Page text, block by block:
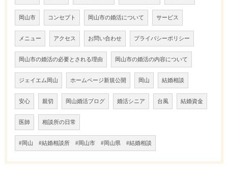
岡山市 コンセプト 岡山市の婚活について サービス
メニュー アクセス お問い合わせ プライバシーポリシー
岡山市の婚活の必要とされる理由 岡山市の婚活の内容について
ジェイエム岡山 ホームページ新規公開 岡山 結婚相談
安心 親切 岡山婚活ブログ 婚活シニア 台風 結婚資金
医師 相談所の日常
#岡山 #結婚相談所 #岡山市 #岡山県 #結婚相談